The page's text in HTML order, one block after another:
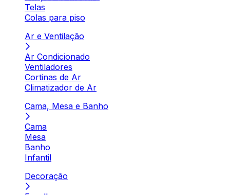
Telas
Colas para piso
Ar e Ventilação
Ar Condicionado
Ventiladores
Cortinas de Ar
Climatizador de Ar
Cama, Mesa e Banho
Cama
Mesa
Banho
Infantil
Decoração